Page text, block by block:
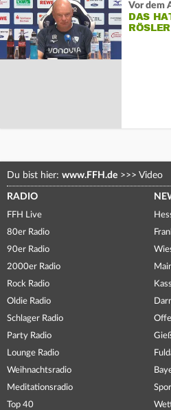
Vor dem
DAS
Du bist hier: www.FFH.de >>> Video
RADIO
FFH Live
80er Radio
90er Radio
2000er Radio
Rock Radio
Oldie Radio
Schlager Radio
Party Radio
Lounge Radio
Weihnachtsradio
Meditationsradio
Top 40